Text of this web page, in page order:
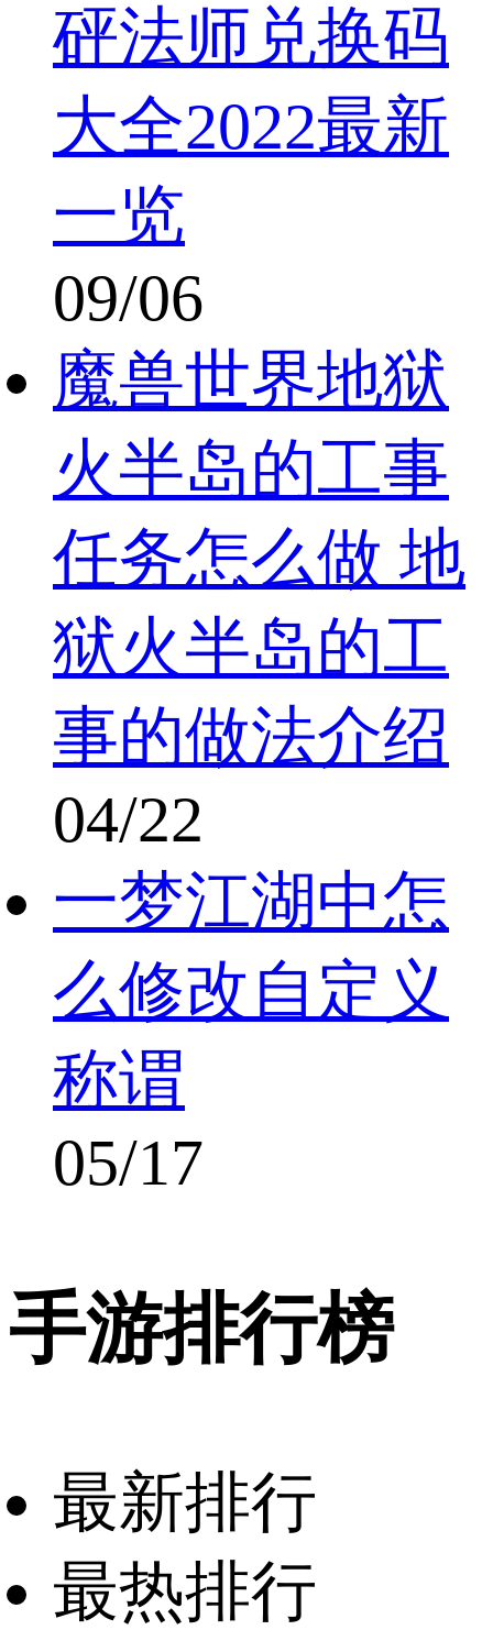
砰法师兑换码
大全2022最新
一览
09/06
魔兽世界地狱
火半岛的工事
任务怎么做 地
狱火半岛的工
事的做法介绍
04/22
一梦江湖中怎
么修改自定义
称谓
05/17
手游排行榜
最新排行
最热排行